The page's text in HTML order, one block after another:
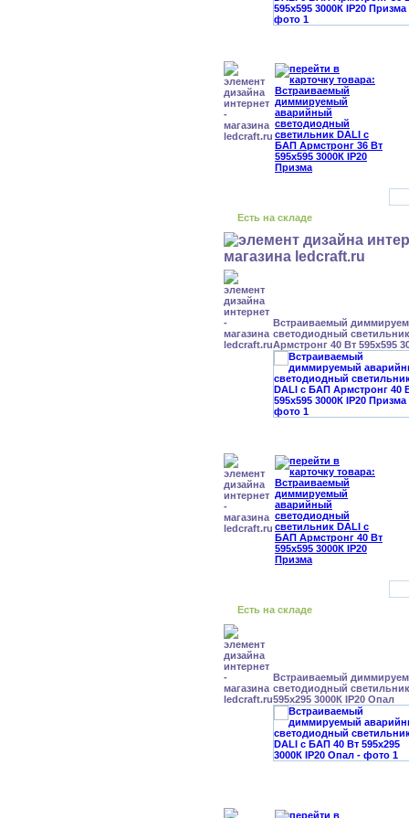
Есть на складе
Встраиваемый
светодиодный
Армстронг 40 Вт 595x595
Есть на складе
Встраиваемый
светодиодный
595x295 3000К IP20 Опал